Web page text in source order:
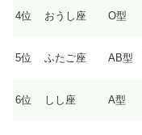
4位 おうし座 O型
5位 ふたご座 AB型
6位 しし座 A型